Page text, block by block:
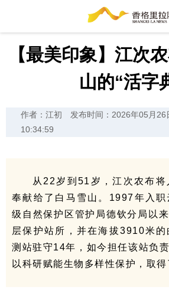
【最美印象】江次
山的“活字
作者：江初
发布时间：2026年05月26
10:34:59
从22岁到51岁，江次农布
奉献给了白马雪山。1997年入职
级自然保护区管护局德钦分局以
层保护站所，并在海拔3910米
测站驻守14年，如今担任该站负
以科研赋能生物多样性保护，取得